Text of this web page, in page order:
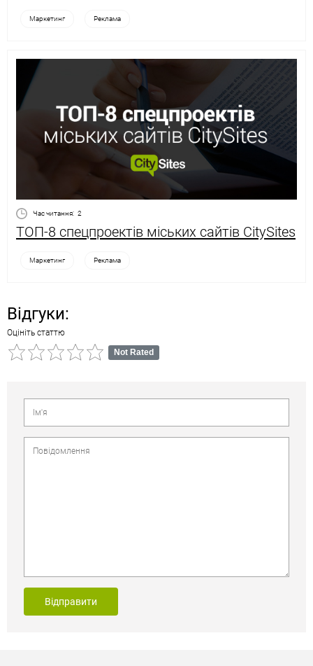
Маркетинг Реклама
Час читання: 2
ТОП-8 спецпроектів міських сайтів CitySites
Маркетинг Реклама
Відгуки:
Оцініть статтю
Not Rated
Відправити